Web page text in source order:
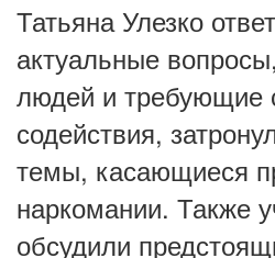
Татьяна Улезко
актуальные
людей и требующие
содействия,
темы, касающиеся
наркомании. Также
обсудили